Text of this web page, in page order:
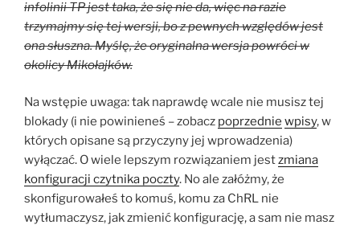
infolinii TP jest taka, że się nie da, więc na razie
trzymajmy się tej wersji, bo z pewnych względów jest
ona słuszna. Myślę, że oryginalna wersja powróci w
okolicy Mikołajków.
Na wstępie uwaga: tak naprawdę wcale nie musisz tej
blokady (i nie powinieneś – zobacz poprzednie wpisy, w
których opisane są przyczyny jej wprowadzenia)
wyłączać. O wiele lepszym rozwiązaniem jestzmiana
konfiguracji czytnika poczty. No ale załóżmy, że
skonfigurowałeś to komuś, komu za ChRL nie
wytłumaczysz, jak zmienić konfigurację, a sam nie masz